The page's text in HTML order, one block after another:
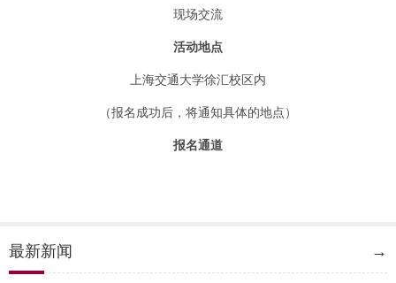
现场交流
活动地点
上海交通大学徐汇校区内
（报名成功后，将通知具体的地点）
报名通道
最新新闻 →